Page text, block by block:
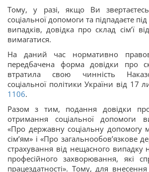
Тому, у разі, якщо Ви
соціальної допомоги та підпадаєте
випадків, довідка про склад сім’ї
вимагатися.
На даний час нормативно
передбачена форма довідки про
втратила свою чинність
соціальної політики України від 17
1106.
Разом з тим, подання довідки про
отримання соціальної допомоги
«Про державну соціальну допомогу
сім’ям» і «Про загальнообов’язкове
страхування від нещасного випадку
професійного захворювання, які
працездатності». Тому, для